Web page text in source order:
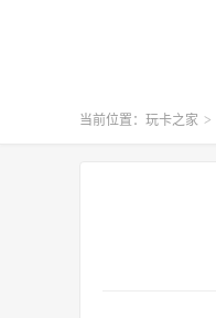
当前位置： 玩卡之家 >